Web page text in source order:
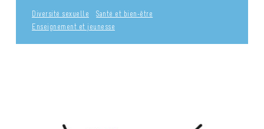
Diversité sexuelle
Santé et bien-être
Enseignement et jeunesse